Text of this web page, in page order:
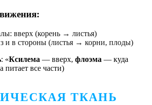
вверх (корень → листья)
и в стороны (листья → корни, плоды)
: «Ксилема — вверх, флоэма — куда
питает все части)
ТКАНЬ